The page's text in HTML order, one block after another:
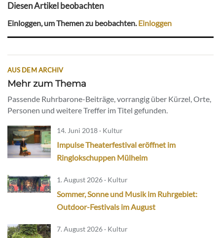
Diesen Artikel beobachten
Einloggen, um Themen zu beobachten.Einloggen
AUS DEM ARCHIV
Mehr zum Thema
Passende Ruhrbarone-Beiträge, vorrangig über Kürzel, Orte,
Personen und weitere Treffer im Titel gefunden.
14. Juni 2018 · Kultur
Impulse Theaterfestival eröffnet im
Ringlokschuppen Mülheim
1. August 2026 · Kultur
Sommer, Sonne und Musik im Ruhrgebiet:
Outdoor-Festivals im August
7. August 2026 · Kultur